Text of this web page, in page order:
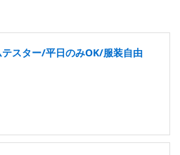
スター/平日のみOK/服装自由